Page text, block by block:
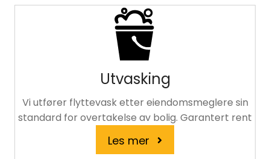
Utvasking
Vi utfører flyttevask etter eiendomsmeglere sin
standard for overtakelse av bolig. Garantert rent
Les mer